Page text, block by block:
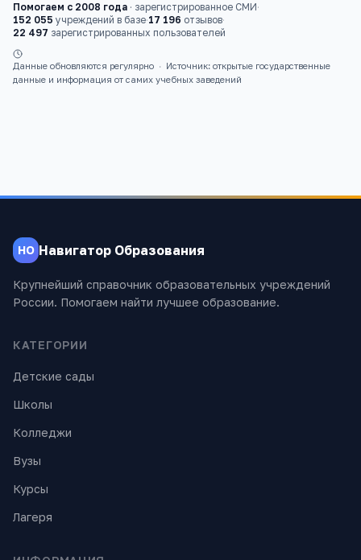
Помогаем с 2008 года · зарегистрированное СМИ·
152 055 учреждений в базе·17 196 отзывов·
22 497 зарегистрированных пользователей
Данные обновляются регулярно ·
Источник: открытые государственные
данные и информация от самих учебных заведений
НО Навигатор Образования
Крупнейший справочник образовательных учреждений
России. Помогаем найти лучшее образование.
КАТЕГОРИИ
Детские сады
Школы
Колледжи
Вузы
Курсы
Лагеря